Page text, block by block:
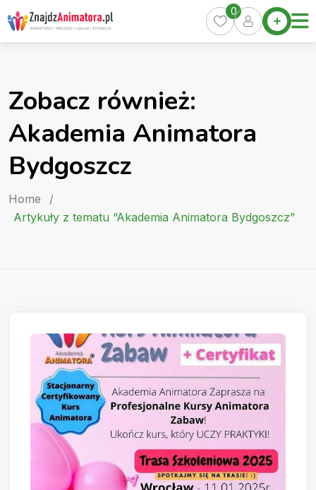
Skip
to
content
Home
Oferty
Kurs
0
Zobacz również:
Akademia Animatora
Bydgoszcz
Home
/
Artykuły z tematu “Akademia Animatora Bydgoszcz”